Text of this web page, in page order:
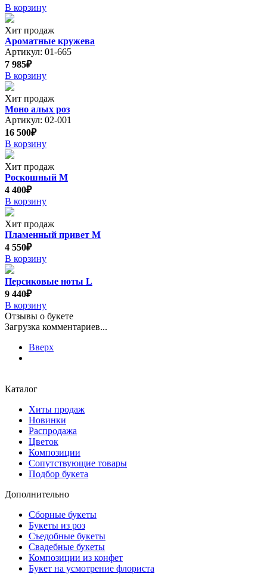
В корзину
Хит продаж
Ароматные кружева
Артикул: 01-665
7 985₽
В корзину
Хит продаж
Моно алых роз
Артикул: 02-001
16 500₽
В корзину
Хит продаж
Роскошный М
4 400₽
В корзину
Хит продаж
Пламенный привет М
4 550₽
В корзину
Персиковые ноты L
9 440₽
В корзину
Отзывы о букете
Загрузка комментариев...
Вверх
Каталог
Хиты продаж
Новинки
Распродажа
Цветок
Композиции
Сопутствующие товары
Подбор букета
Дополнительно
Сборные букеты
Букеты из роз
Съедобные букеты
Свадебные букеты
Композиции из конфет
Букет на усмотрение флориста